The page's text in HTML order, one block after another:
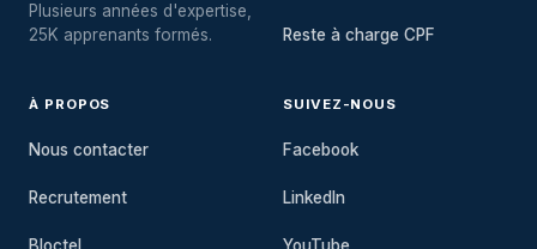
Plusieurs années d'expertise,
25K apprenants formés.
Reste à charge CPF
À PROPOS
Nous contacter
Recrutement
SUIVEZ-NOUS
Facebook
LinkedIn